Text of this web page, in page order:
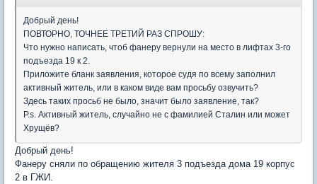
Добрый день!
ПОВТОРНО, ТОЧНЕЕ ТРЕТИЙ РАЗ СПРОШУ:
Что нужно написать, чтоб фанеру вернули на место в лифтах 3-го
подъезда 19 к 2.
Приложите бланк заявления, которое судя по всему заполнил
активный житель, или в каком виде вам просьбу озвучить?
Здесь таких просьб не было, значит было заявление, так?
P.s. Активный житель, случайно не с фамилией Сталин или может
Хрущёв?
Добрый день!
Фанеру сняли по обращению жителя 3 подъезда дома 19 корпус
2 в ГЖИ.